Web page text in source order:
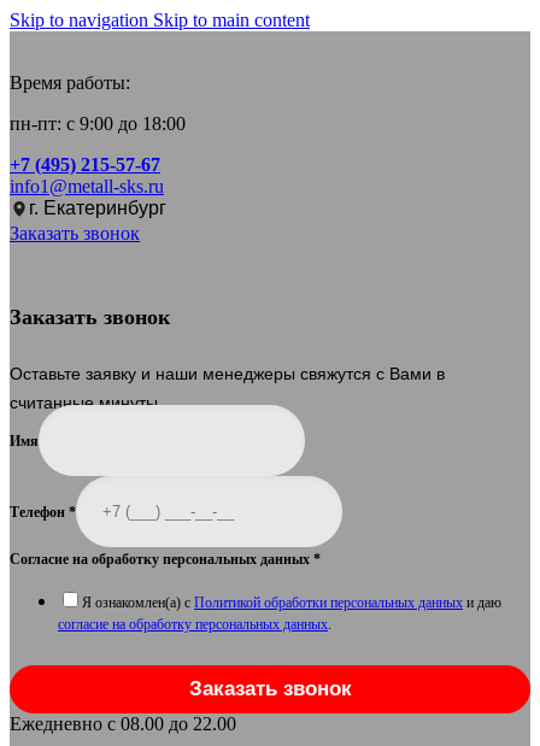
Skip to navigation Skip to main content
Время работы:
пн-пт: с 9:00 до 18:00
+7 (495) 215-57-67
info1@metall-sks.ru
г. Екатеринбург
Заказать звонок
Заказать звонок
Оставьте заявку и наши менеджеры свяжутся с Вами в
считанные минуты.
Имя
Телефон *
Согласие на обработку персональных данных *
Я ознакомлен(а) с Политикой обработки персональных данных и даю
согласие на обработку персональных данных.
Заказать звонок
Ежедневно с 08.00 до 22.00